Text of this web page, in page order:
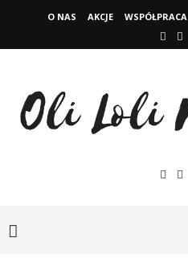
O NAS AKCJE WSPÓŁPRACA